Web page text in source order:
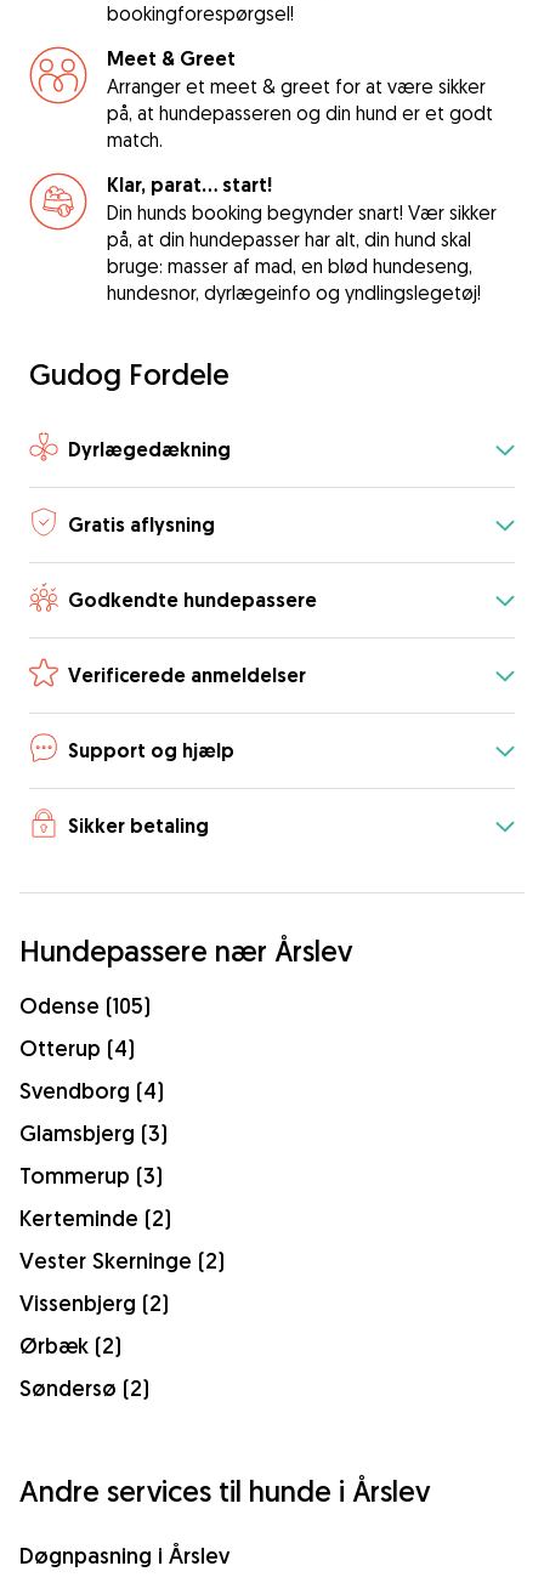
bookingforespørgsel!
Meet & Greet
Arranger et meet & greet for at være sikker
på, at hundepasseren og din hund er et godt
match.
Klar, parat... start!
Din hunds booking begynder snart! Vær sikker
på, at din hundepasser har alt, din hund skal
bruge: masser af mad, en blød hundeseng,
hundesnor, dyrlægeinfo og yndlingslegetøj!
Gudog Fordele
Dyrlægedækning
Gratis aflysning
Godkendte hundepassere
Verificerede anmeldelser
Support og hjælp
Sikker betaling
Hundepassere nær Årslev
Odense (105)
Otterup (4)
Svendborg (4)
Glamsbjerg (3)
Tommerup (3)
Kerteminde (2)
Vester Skerninge (2)
Vissenbjerg (2)
Ørbæk (2)
Søndersø (2)
Andre services til hunde i Årslev
Døgnpasning i Årslev